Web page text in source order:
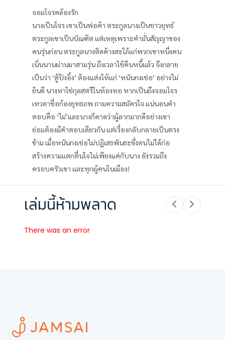
จอมโจรคล้องรัก
นางเป็นโจร เขาเป็นพ่อค้า ตระกูลนางเป็นชาวยุทธ์
ตระกูลเขาเป็นบัณฑิต แต่เหตุเพราะคำมั่นสัญญาของ
คนรุ่นก่อน ตระกูลนางติดค้างสะใภ้แก่พวกเขาหนึ่งคน
เนิ่นนานผ่านมาสามรุ่น ถึงเวลาใช้คืนหนี้แล้ว จึงกลาย
เป็นว่า ‘ตู้ปิงอิ๋ง’ ต้องแต่งให้แก่ ‘หนันกงเช่อ’ อย่างไม่
ยินดี นางหาใช่กุลสตรีในห้องหอ หากเป็นถึงจอมโจร
เทวดาชื่อก้องยุทธภพ ถามความสมัครใจ แน่นอนคำ
ตอบคือ ‘ไม่’และนางก็คาดว่าผู้ลากมากดีอย่างเขา
ย่อมต้องมีคำตอบเดียวกัน แต่เรื่องกลับกลายเป็นตรง
ข้าม เมื่อหนันกงเช่อไม่ปฏิเสธพันธะซึ่งตนไม่ได้ก่อ
สร้างความแตกตื่นใจไม่เพียงแค่กับนาง ยังรวมถึง
ครอบครัวเขา และทุกผู้คนในเมือง!
เล่มนี้ห้ามพลาด
There was an error